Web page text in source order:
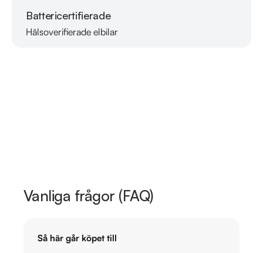
Battericertifierade
Hälsoverifierade elbilar
Läs mer om oss
Vanliga frågor (FAQ)
Så här går köpet till